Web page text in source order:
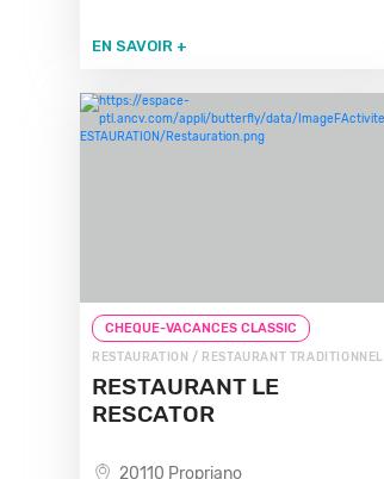
EN SAVOIR +
CHEQUE-VACANCES CLASSIC
RESTAURATION / RESTAURANT TRADITIONNEL
RESTAURANT LE
RESCATOR
20110 Propriano